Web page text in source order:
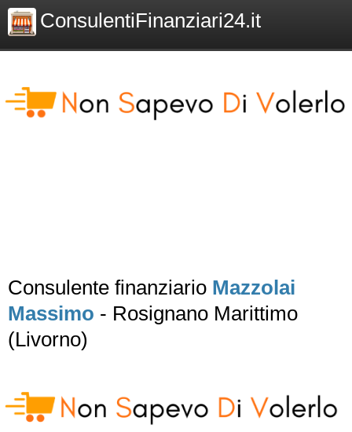
ConsulentiFinanziari24.it
Consulente finanziario Mazzolai
Massimo - Rosignano Marittimo
(Livorno)